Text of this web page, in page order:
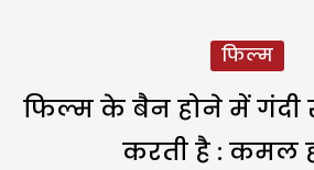
फिल्म
फिल्म के बैन होने में गंदी
करती है : कमल